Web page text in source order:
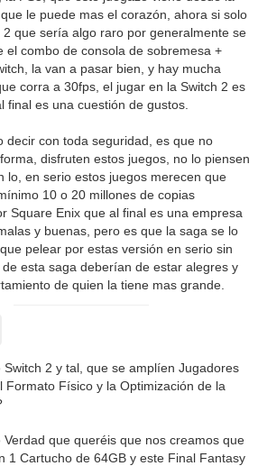
le puede mas el corazón, ahora si solo
2 que sería algo raro por generalmente se
el combo de consola de sobremesa +
la van a pasar bien, y hay mucha
corra a 30fps, el jugar en la Switch 2 es
final es una cuestión de gustos.
decir con toda seguridad, es que no
disfruten estos juegos, no lo piensen
lo, en serio estos juegos merecen que
10 o 20 millones de copias
Square Enix que al final es una empresa
y buenas, pero es que la saga se lo
pelear por estas versión en serio sin
esta saga deberían de estar alegres y
de quien la tiene mas grande.
2 y tal, que se amplíen Jugadores
Formato Físico y la Optimización de la
que queréis que nos creamos que
1 Cartucho de 64GB y este Final Fantasy